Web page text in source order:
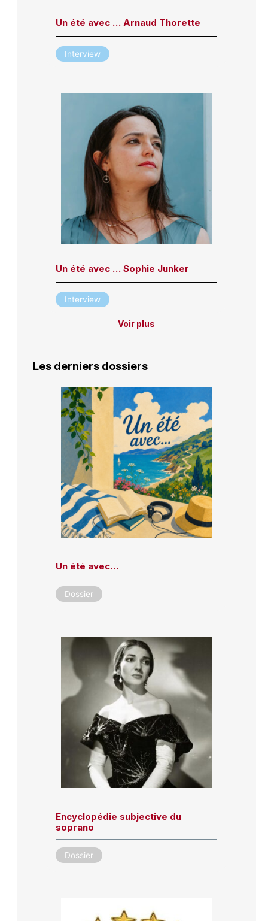
Un été avec … Arnaud Thorette
Interview
Un été avec … Sophie Junker
Interview
Voir plus
Les derniers dossiers
Un été avec…
Dossier
Encyclopédie subjective du
soprano
Dossier